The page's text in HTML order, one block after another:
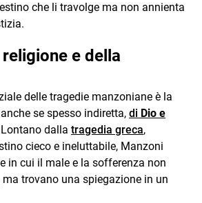
che li travolge ma non annienta
e della
delle tragedie manzoniane è la
se spesso indiretta, di Dio e
dalla tragedia greca,
cieco e ineluttabile, Manzoni
in cui il male e la sofferenza non
trovano una spiegazione in un